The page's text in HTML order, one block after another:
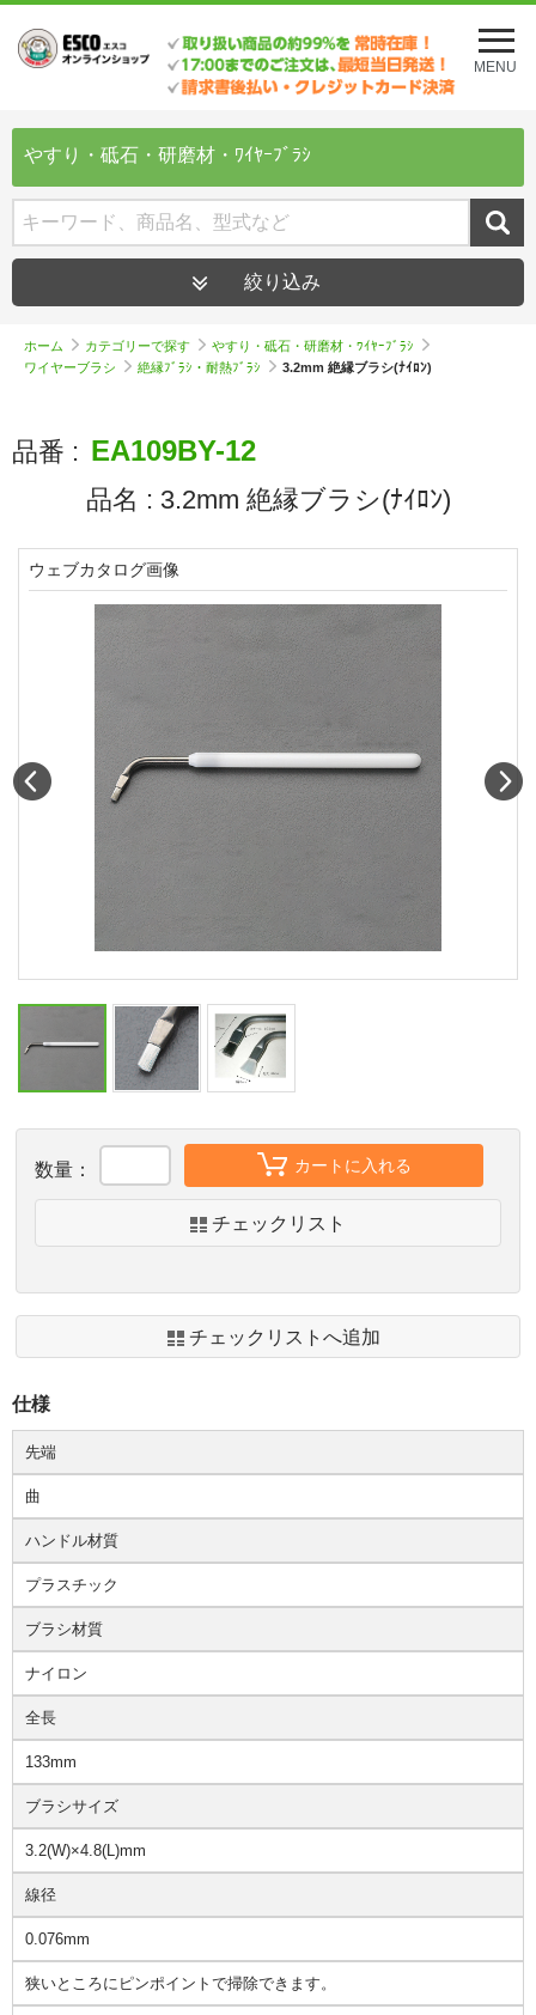
メ
ニ
ュ
を
MENU
やすり・砥石・研磨材・ﾜｲﾔｰﾌﾞﾗｼ
絞り込み
ホーム カテゴリーで探す
やすり・砥石・研磨材・ﾜｲﾔｰﾌﾞﾗｼ
ワイヤーブラシ
絶縁ﾌﾞﾗｼ・耐熱ﾌﾞﾗｼ 3.2mm 絶縁ブラシ(ﾅｲﾛﾝ)
品番 : EA109BY-12
品名 : 3.2mm 絶縁ブラシ(ﾅｲﾛﾝ)
数量： カートに入れる
チェックリスト
チェックリストへ追加
仕様
先端
曲
ハンドル材質
プラスチック
ブラシ材質
ナイロン
全長
133mm
ブラシサイズ
3.2(W)×4.8(L)mm
線径
0.076mm
狭いところにピンポイントで掃除できます。
ウェブカタログ画像